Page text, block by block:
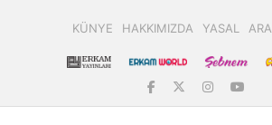
KÜNYE HAKKIMIZDA YASAL ARA